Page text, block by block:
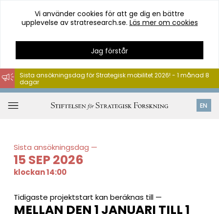
Hoppa
till
innehåll
Vi använder cookies för att ge dig en bättre
upplevelse av stratresearch.se. Läs mer om cookies
Jag förstår
EN
Sista ansökningsdag för Strategisk mobilitet 2026! - 1 månad 8
dagar
Sista ansökningsdag
15 SEP 2026
klockan 14:00
Tidigaste projektstart kan beräknas till
MELLAN DEN 1 JANUARI TILL 1